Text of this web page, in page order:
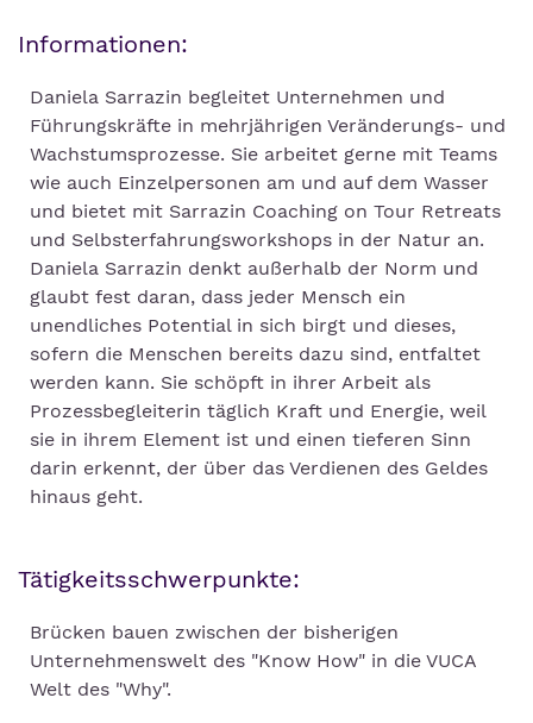
Informationen:
Daniela Sarrazin begleitet Unternehmen und
Führungskräfte in mehrjährigen Veränderungs- und
Wachstumsprozesse. Sie arbeitet gerne mit Teams
wie auch Einzelpersonen am und auf dem Wasser
und bietet mit Sarrazin Coaching on Tour Retreats
und Selbsterfahrungsworkshops in der Natur an.
Daniela Sarrazin denkt außerhalb der Norm und
glaubt fest daran, dass jeder Mensch ein
unendliches Potential in sich birgt und dieses,
sofern die Menschen bereits dazu sind, entfaltet
werden kann. Sie schöpft in ihrer Arbeit als
Prozessbegleiterin täglich Kraft und Energie, weil
sie in ihrem Element ist und einen tieferen Sinn
darin erkennt, der über das Verdienen des Geldes
hinaus geht.
Tätigkeitsschwerpunkte:
Brücken bauen zwischen der bisherigen
Unternehmenswelt des "Know How" in die VUCA
Welt des "Why".